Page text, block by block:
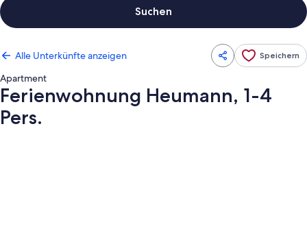
Suchen
Alle Unterkünfte anzeigen Speichern
Apartment
Ferienwohnung Heumann, 1-4
Pers.